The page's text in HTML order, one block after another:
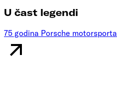
U čast legendi
75 godina Porsche motorsporta